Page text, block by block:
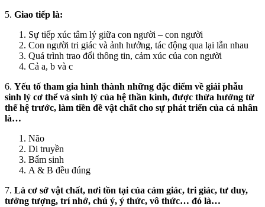
5. Giao tiếp là:
Sự tiếp xúc tâm lý giữa con người – con người
Con người tri giác và ảnh hưởng, tác động qua lại lẫn nhau
Quá trình trao đổi thông tin, cảm xúc của con người
Cả a, b và c
6. Yếu tố tham gia hình thành những đặc điểm về giải phẫu
sinh lý cơ thể và sinh lý của hệ thần kinh, được thừa hưởng từ
thế hệ trước, làm tiền đề vật chất cho sự phát triển của cá nhân
là…
Não
Di truyền
Bẩm sinh
A & B đều đúng
7. Là cơ sở vật chất, nơi tồn tại của cảm giác, tri giác, tư duy,
tưởng tượng, trí nhớ, chú ý, ý thức, vô thức… đó là…